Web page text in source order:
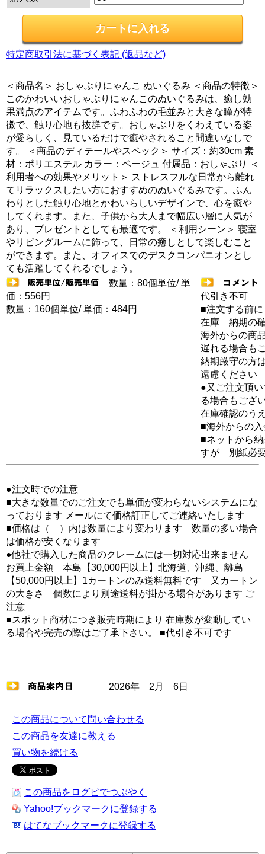
特定商取引法に基づく表記 (返品など)
＜商品名＞ おしゃぶりにゃんこ ぬいぐるみ ＜商品の特徴＞
このかわいいおしゃぶりにゃんこのぬいぐるみは、癒し効
果満点のアイテムです。ふわふわの毛並みと大きな瞳が特
徴で、触り心地も抜群です。おしゃぶりをくわえている姿
が愛らしく、見ているだけで癒やされること間違いなしで
す。 ＜商品のディテールやスペック＞ サイズ：約30cm 素
材：ポリエステル カラー：ベージュ 付属品：おしゃぶり ＜
利用者への効果やメリット＞ ストレスフルな日常から離れ
てリラックスしたい方におすすめのぬいぐるみです。ふん
わりとした触り心地とかわいらしいデザインで、心を癒や
してくれます。また、子供から大人まで幅広い層に人気が
あり、プレゼントとしても最適です。 ＜利用シーン＞ 寝室
やリビングルームに飾って、日常の癒しとして楽しむこと
ができます。また、オフィスでのデスクコンパニオンとし
ても活躍してくれるでしょう。
数量：80個単位/ 単
価：556円
数量：160個単位/ 単価：484円
代引き不可
■注文する前に
在庫 納期の
海外からの商
遅れる場合も
納期厳守の方
遠慮ください
●又ご注文頂
る場合もござ
在庫確認のう
■海外からの
■ネットから
すが 別紙必
●注文時での注意
■大きな数量でのご注文でも単価が変わらないシステムにな
っております メールにて価格訂正してご連絡いたします
■価格は（ ）内は数量により変わります 数量の多い場合
は価格が安くなります
●他社で購入した商品のクレームには一切対応出来ません
お買上金額 本島【30,000円以上】北海道、沖縄、離島
【50,000円以上】1カートンのみ送料無料です 又カートン
の大きさ 個数により別途送料が掛かる場合があります ご
注意
■スポット商材につき販売時期により 在庫数が変動してい
る場合や完売の際はご了承下さい。 ■代引き不可です
2026年 2月 6日
この商品について問い合わせる
この商品を友達に教える
買い物を続ける
この商品をログピでつぶやく
Yahoo!ブックマークに登録する
はてなブックマークに登録する